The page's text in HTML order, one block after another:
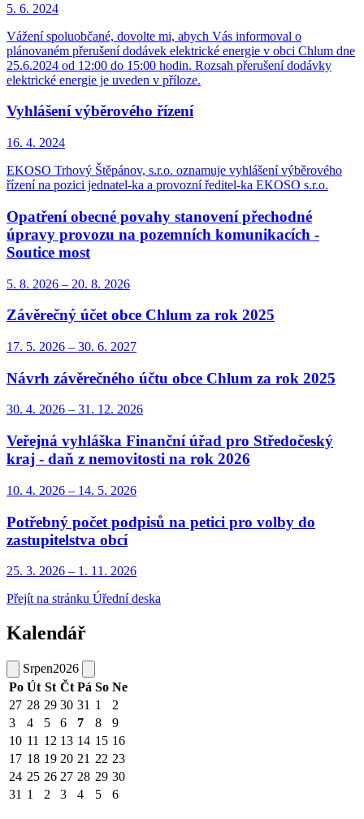
5. 6. 2024
Vážení spoluobčané, dovolte mi, abych Vás informoval o
plánovaném přerušení dodávek elektrické energie v obci Chlum dne
25.6.2024 od 12:00 do 15:00 hodin. Rozsah přerušení dodávky
elektrické energie je uveden v příloze.
Vyhlášení výběrového řízení
16. 4. 2024
EKOSO Trhový Štěpánov, s.r.o. oznamuje vyhlášení výběrového
řízení na pozici jednatel-ka a provozní ředitel-ka EKOSO s.r.o.
Opatření obecné povahy stanovení přechodné
úpravy provozu na pozemních komunikacích -
Soutice most
5. 8. 2026 – 20. 8. 2026
Závěrečný účet obce Chlum za rok 2025
17. 5. 2026 – 30. 6. 2027
Návrh závěrečného účtu obce Chlum za rok 2025
30. 4. 2026 – 31. 12. 2026
Veřejná vyhláška Finanční úřad pro Středočeský
kraj - daň z nemovitosti na rok 2026
10. 4. 2026 – 14. 5. 2026
Potřebný počet podpisů na petici pro volby do
zastupitelstva obcí
25. 3. 2026 – 1. 11. 2026
Přejít na stránku Úřední deska
Kalendář
Srpen2026
Po Út St Čt Pá So Ne
27 28 29 30 31 1
2
3
4 5 6 7 8
9
10 11 12 13 14 15 16
17 18 19 20 21 22 23
24 25 26 27 28 29 30
31 1 2 3 4 5 6